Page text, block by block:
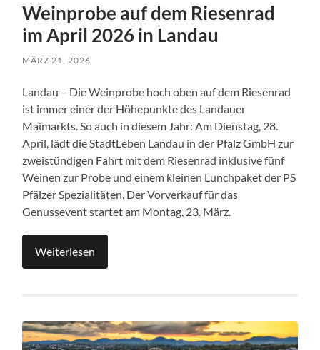
Weinprobe auf dem Riesenrad
im April 2026 in Landau
MÄRZ 21, 2026
Landau – Die Weinprobe hoch oben auf dem Riesenrad
ist immer einer der Höhepunkte des Landauer
Maimarkts. So auch in diesem Jahr: Am Dienstag, 28.
April, lädt die StadtLeben Landau in der Pfalz GmbH zur
zweistündigen Fahrt mit dem Riesenrad inklusive fünf
Weinen zur Probe und einem kleinen Lunchpaket der PS
Pfälzer Spezialitäten. Der Vorverkauf für das
Genussevent startet am Montag, 23. März.
Weiterlesen